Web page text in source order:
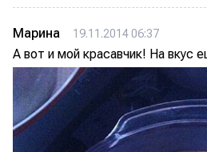
Марина 19.11.2014 06:37
А вот и мой красавчик! На вкус